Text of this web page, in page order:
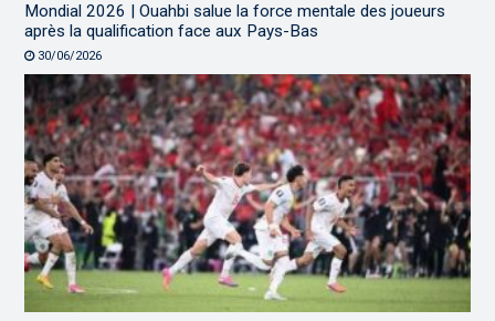
Mondial 2026 | Ouahbi salue la force mentale des joueurs
après la qualification face aux Pays-Bas
30/06/2026